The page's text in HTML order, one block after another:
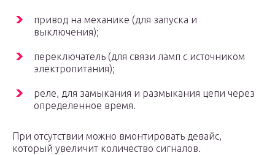
привод на механике (для запуска и
выключения);
переключатель (для связи ламп с источником
электропитания);
реле, для замыкания и размыкания цепи через
определенное время.
При отсутствии можно вмонтировать девайс,
который увеличит количество сигналов.